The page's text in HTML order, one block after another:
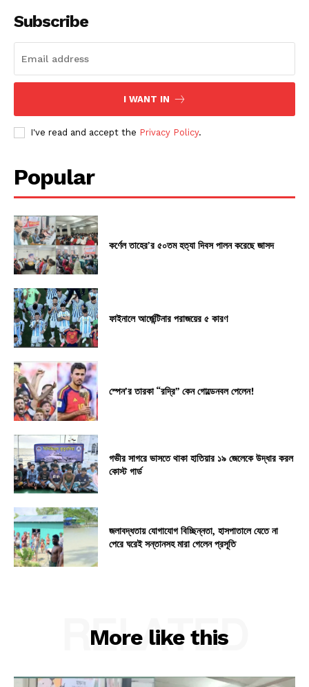
Subscribe
I WANT IN
I've read and accept the Privacy Policy.
Popular
কর্ণেল তাহের’র ৫০তম হত্যা দিবস পালন করেছে জাসদ
ফাইনালে আর্জেন্টিনার পরাজয়ের ৫ কারণ
স্পেন’র তারকা “রদ্রি” কেন গোল্ডেনবল পেলেন!
গভীর সাগরে ভাসতে থাকা হাতিয়ার ১৯ জেলেকে উদ্ধার করল
কোস্ট গার্ড
জলাবদ্ধতায় যোগাযোগ বিচ্ছিন্নতা, হাসপাতালে যেতে না
পেরে ঘরেই সন্তানসহ মারা গেলেন প্রসূতি
More like this
RELATED